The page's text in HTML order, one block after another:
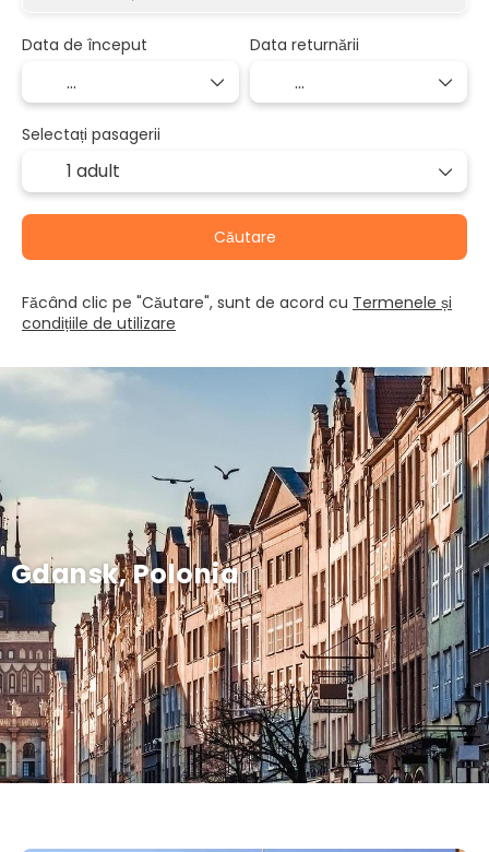
Gdansk, Polonia
Data de început Data returnării
Selectați pasagerii
1 adult
Căutare
Făcând clic pe "Căutare", sunt de acord cu Termenele și
condițiile de utilizare